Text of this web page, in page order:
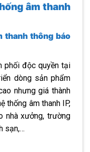
âm thanh
thanh thông báo
phối độc quyền tại
dòng sản phẩm
nhưng giá thành
thống âm thanh IP,
nhà xưởng, trường
sạn,…